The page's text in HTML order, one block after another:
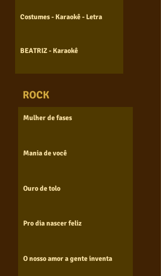
Costumes - Karaokê - Letra
BEATRIZ - Karaokê
ROCK
Mulher de fases
Mania de você
Ouro de tolo
Pro dia nascer feliz
O nosso amor a gente inventa